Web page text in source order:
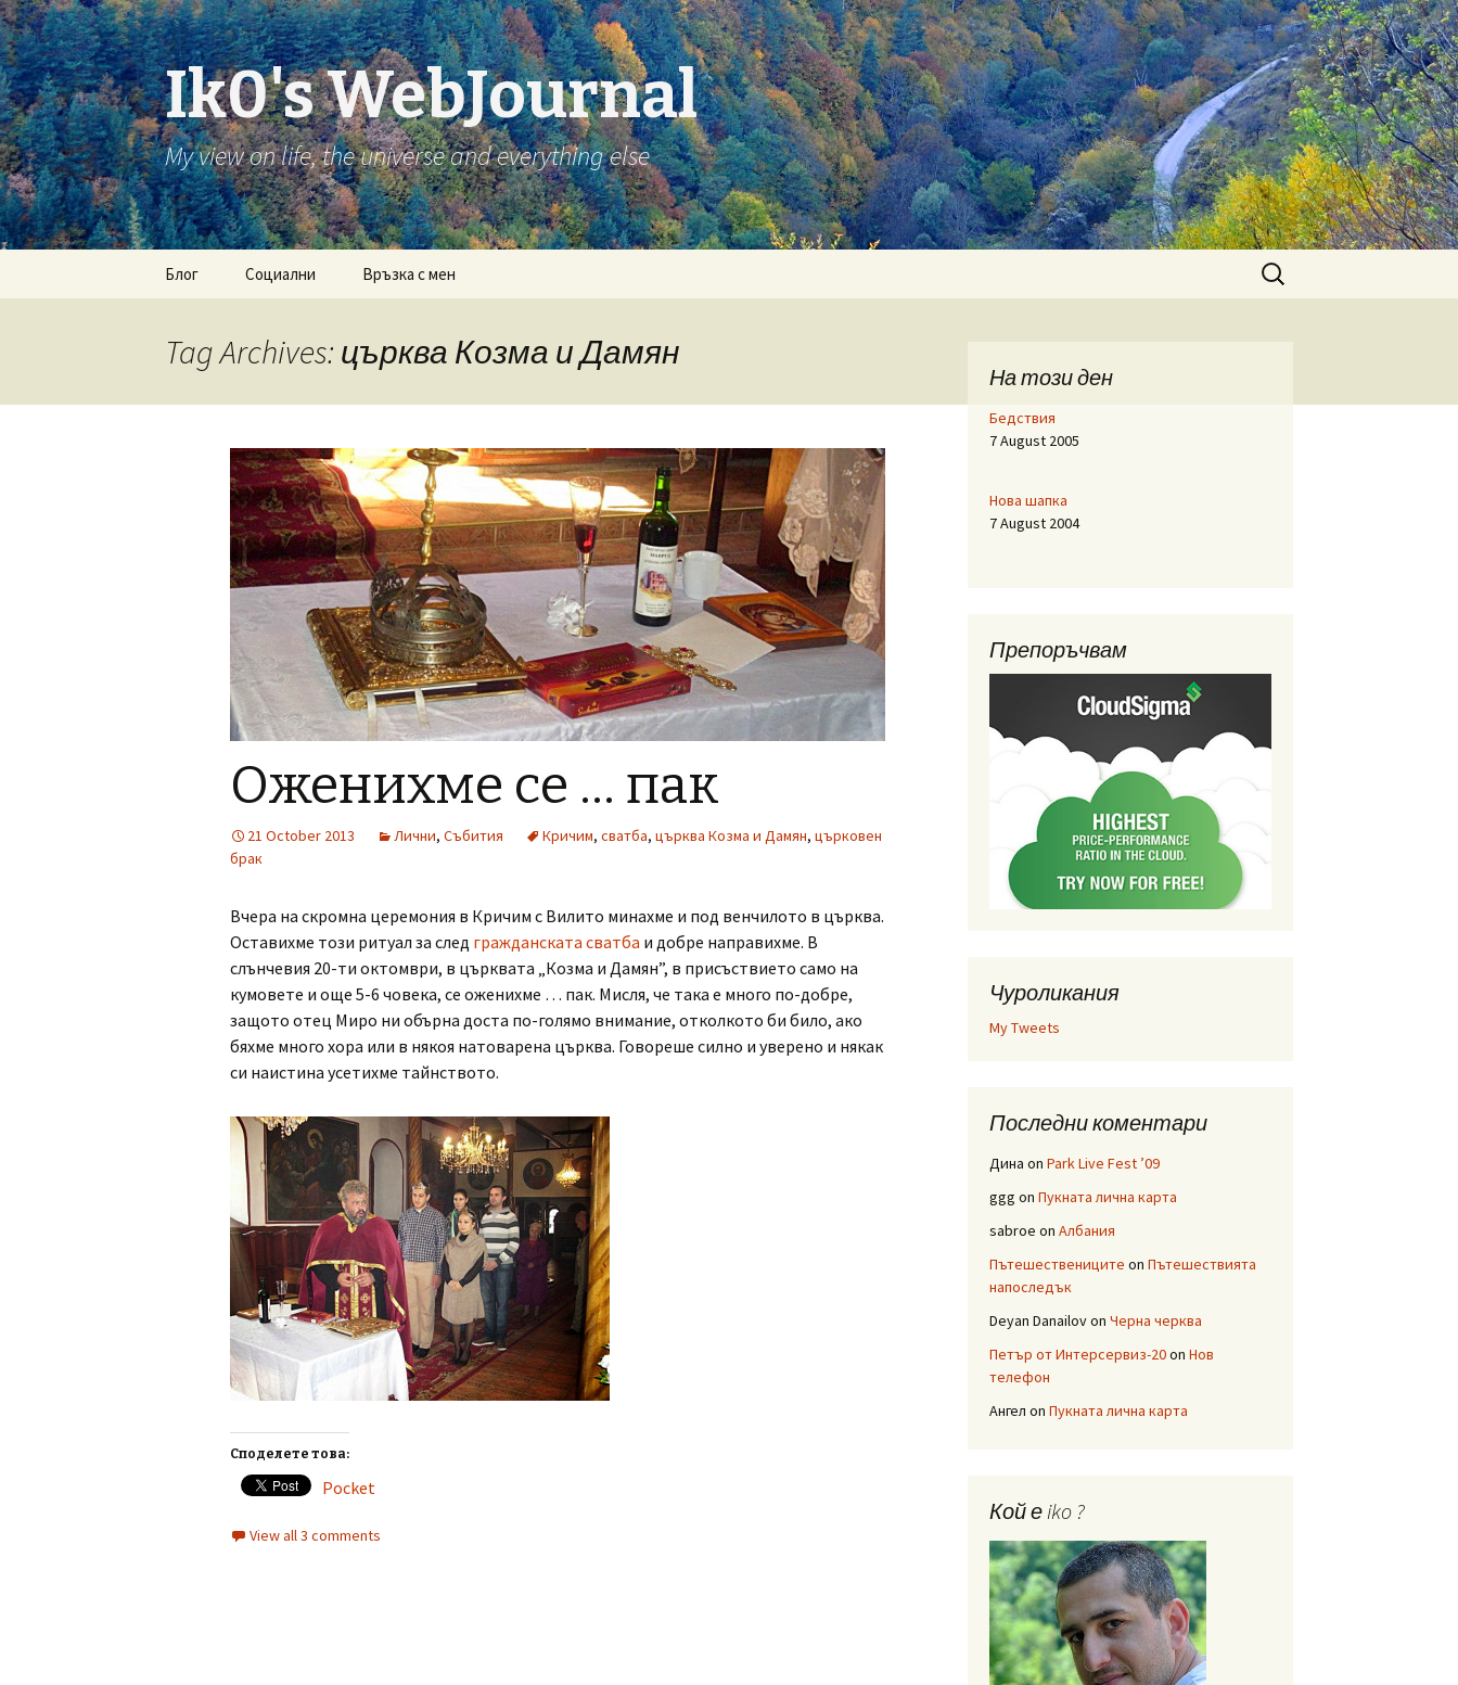
Ik0's WebJournal
My view on life, the universe and everything else
Блог
RSS коментари
Социални
Google+
Връзка с мен
Search
for:
Tag Archives: църква Козма и Дамян
Оженихме се … пак
21 October 2013 Лични, Събития Кричим, сватба, църква Козма и Дамян, църковен
брак
Вчера на скромна церемония в Кричим с Вилито минахме и под венчилото в църква.
Оставихме този ритуал за след гражданската сватба и добре направихме. В
слънчевия 20-ти октомври, в църквата „Козма и Дамян”, в присъствието само на
кумовете и още 5-6 човека, се оженихме … пак. Мисля, че така е много по-добре,
защото отец Миро ни обърна доста по-голямо внимание, отколкото би било, ако
бяхме много хора или в някоя натоварена църква. Говореше силно и уверено и някак
си наистина усетихме тайнството.
Споделете това:
Pocket
View all 3 comments
На този ден
Бедствия
7 August 2005
Нова шапка
7 August 2004
Препоръчвам
Чуроликания
My Tweets
Последни коментари
Дина on Park Live Fest ’09
ggg on Пукната лична карта
sabroe on Албания
Пътешествениците on Пътешествията
напоследък
Deyan Danailovon Черна черква
Петър от Интерсервиз-20on Нов
телефон
Ангел on Пукната лична карта
Кой е iko ?